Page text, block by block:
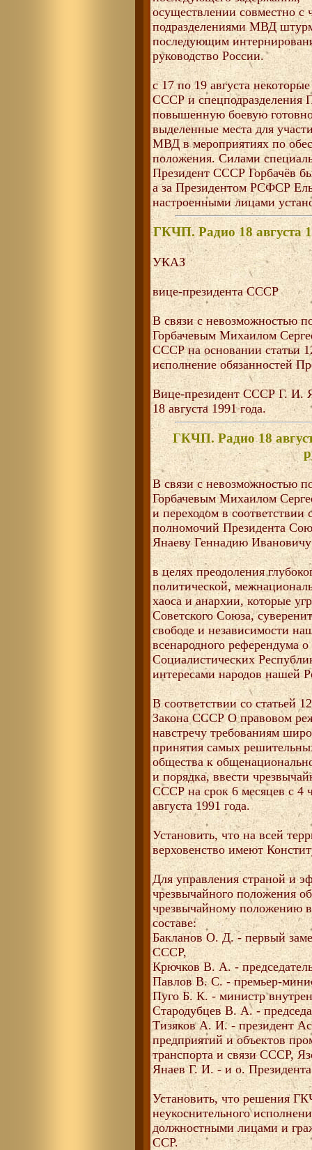
осуществлении совместно
подразделениями МВД
последующим
руководство России.
с 17 по 19 августа
СССР и
повышенную боевую
выделенные места для
МВД в мероприятиях по
положения. Силами
Президент СССР Горбачёв
а за Президентом РСФСР
настроенными лицами
ГКЧП. Радио 18 августа
УКАЗ
вице-президента СССР
В связи с невозможностью
Горбачевым Михаилом
СССР на основании статьи
исполнение обязанностей
Вице-президент СССР Г.
18 августа 1991 года.
ГКЧП. Радио 18
В связи с невозможностью
Горбачевым Михаилом
и переходом в
полномочий Президента
Янаеву Геннадию
в целях преодоления
политической,
хаоса и анархии, которые
Советского Союза,
свободе и независимости
всенародного референдума
Социалистических
интересами народов нашей
В соответствии со статьей
Закона СССР О правовом
навстречу требованиям
принятия самых
общества к
и порядка, ввести
СССР на срок 6 месяцев с 4
августа 1991 года.
Установить, что на всей
верховенство имеют
Для управления страной и
чрезвычайного положения
чрезвычайному
составе:
Бакланов О. Д. - первый
СССР,
Крючков В. А. -
Павлов В. С. - премьер-
Пуго Б. К. - министр
Стародубцев В. А. -
Тизяков А. И. - президент
предприятий и объектов
транспорта и связи СССР,
Янаев Г. И. - и о.
Установить, что решения
неукоснительного
должностными лицами и
ССР.